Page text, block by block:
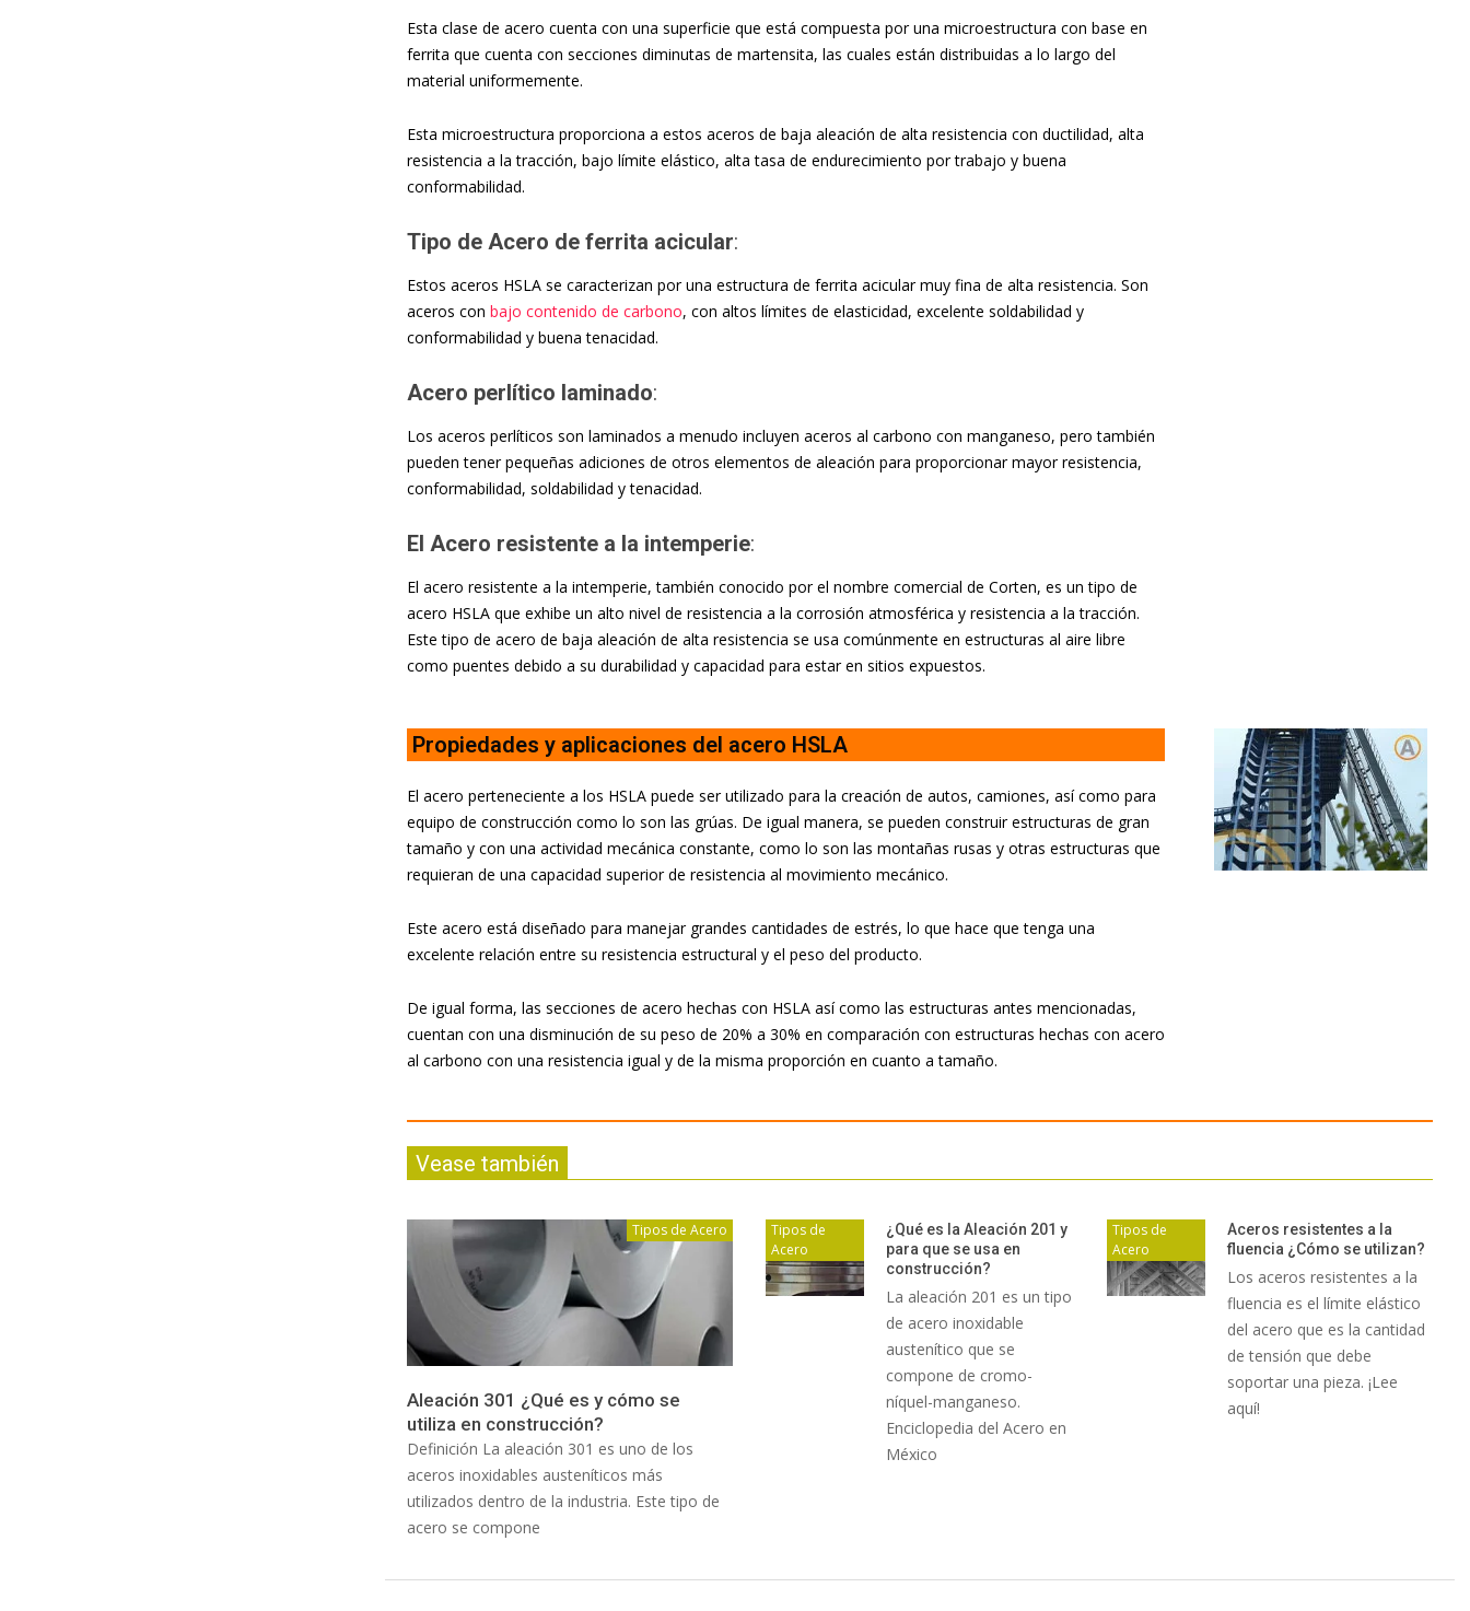
Esta clase de acero cuenta con una superficie que está compuesta por una microestructura con base en
ferrita que cuenta con secciones diminutas de martensita, las cuales están distribuidas a lo largo del
material uniformemente.
Esta microestructura proporciona a estos aceros de baja aleación de alta resistencia con ductilidad, alta
resistencia a la tracción, bajo límite elástico, alta tasa de endurecimiento por trabajo y buena
conformabilidad.
Tipo de Acero de ferrita acicular:
Estos aceros HSLA se caracterizan por una estructura de ferrita acicular muy fina de alta resistencia. Son
aceros con bajo contenido de carbono, con altos límites de elasticidad, excelente soldabilidad y
conformabilidad y buena tenacidad.
Acero perlítico laminado:
Los aceros perlíticos son laminados a menudo incluyen aceros al carbono con manganeso, pero también
pueden tener pequeñas adiciones de otros elementos de aleación para proporcionar mayor resistencia,
conformabilidad, soldabilidad y tenacidad.
El Acero resistente a la intemperie:
El acero resistente a la intemperie, también conocido por el nombre comercial de Corten, es un tipo de
acero HSLA que exhibe un alto nivel de resistencia a la corrosión atmosférica y resistencia a la tracción.
Este tipo de acero de baja aleación de alta resistencia se usa comúnmente en estructuras al aire libre
como puentes debido a su durabilidad y capacidad para estar en sitios expuestos.
Propiedades y aplicaciones del acero HSLA
El acero perteneciente a los HSLA puede ser utilizado para la creación de autos, camiones, así como para
equipo de construcción como lo son las grúas. De igual manera, se pueden construir estructuras de gran
tamaño y con una actividad mecánica constante, como lo son las montañas rusas y otras estructuras que
requieran de una capacidad superior de resistencia al movimiento mecánico.
Este acero está diseñado para manejar grandes cantidades de estrés, lo que hace que tenga una
excelente relación entre su resistencia estructural y el peso del producto.
De igual forma, las secciones de acero hechas con HSLA así como las estructuras antes mencionadas,
cuentan con una disminución de su peso de 20% a 30% en comparación con estructuras hechas con acero
al carbono con una resistencia igual y de la misma proporción en cuanto a tamaño.
Vease también
Tipos de Acero
Aleación 301 ¿Qué es y cómo se
utiliza en construcción?
Definición La aleación 301 es uno de los
aceros inoxidables austeníticos más
utilizados dentro de la industria. Este tipo de
acero se compone
Tipos de
Acero
¿Qué es la Aleación 201 y
para que se usa en
construcción?
La aleación 201 es un tipo
de acero inoxidable
austenítico que se
compone de cromo-
níquel-manganeso.
Enciclopedia del Acero en
México
Tipos de
Acero
Aceros resistentes a la
fluencia ¿Cómo se utilizan?
Los aceros resistentes a la
fluencia es el límite elástico
del acero que es la cantidad
de tensión que debe
soportar una pieza. ¡Lee
aquí!